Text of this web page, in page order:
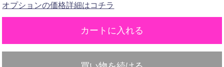
オプションの価格詳細はコチラ